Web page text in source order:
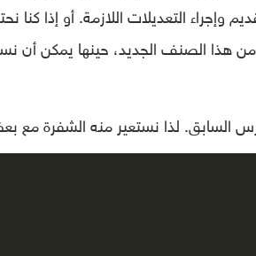
وإجراء التعديلات اللازمة. أو إذا
من هذا الصنف الجديد، حينها يمكن أن
السابق. لذا نستعير منه الشفرة مع